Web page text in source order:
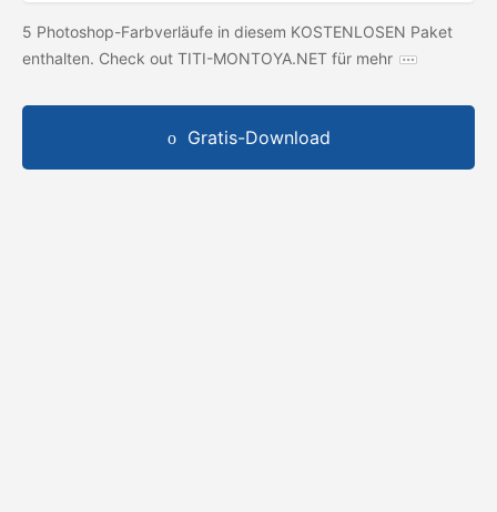
5 Photoshop-Farbverläufe in diesem KOSTENLOSEN Paket
enthalten. Check out TITI-MONTOYA.NET für mehr
Gratis-Download